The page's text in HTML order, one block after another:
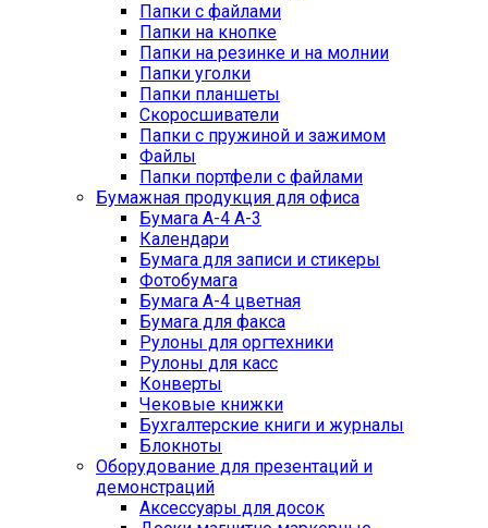
Папки с файлами
Папки на кнопке
Папки на резинке и на молнии
Папки уголки
Папки планшеты
Скоросшиватели
Папки с пружиной и зажимом
Файлы
Папки портфели с файлами
Бумажная продукция для офиса
Бумага А-4 А-3
Календари
Бумага для записи и стикеры
Фотобумага
Бумага А-4 цветная
Бумага для факса
Рулоны для оргтехники
Рулоны для касс
Конверты
Чековые книжки
Бухгалтерские книги и журналы
Блокноты
Оборудование для презентаций и
демонстраций
Аксессуары для досок